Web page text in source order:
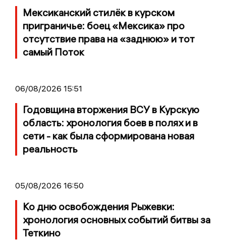
Мексиканский стилёк в курском
приграничье: боец «Мексика» про
отсутствие права на «заднюю» и тот
самый Поток
06/08/2026 15:51
Годовщина вторжения ВСУ в Курскую
область: хронология боев в полях и в
сети - как была сформирована новая
реальность
05/08/2026 16:50
Ко дню освобождения Рыжевки:
хронология основных событий битвы за
Теткино